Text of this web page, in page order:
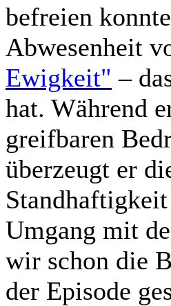
befreien
Abwesenheit
Ewigkeit" –
hat. Während
greifbaren
überzeugt er
Umgang mit
wir schon die
der Episode